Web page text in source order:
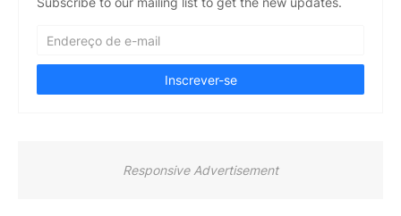
Responsive Advertisement